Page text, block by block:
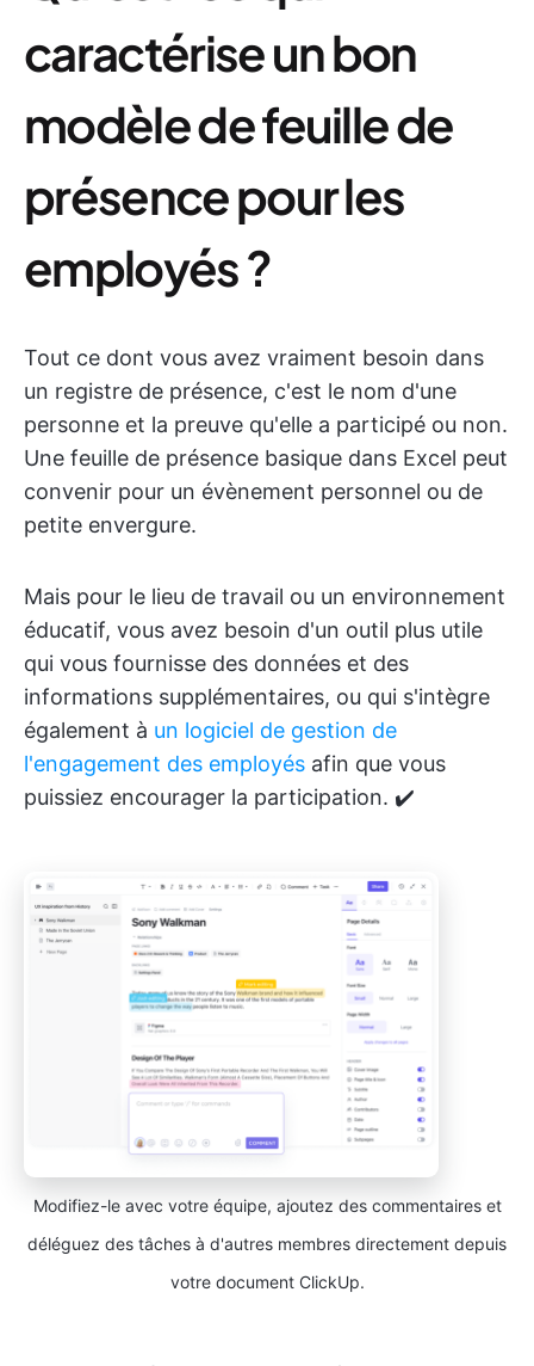
caractérise un bon
modèle de feuille de
présence pour les
employés ?
Tout ce dont vous avez vraiment besoin dans
un registre de présence, c'est le nom d'une
personne et la preuve qu'elle a participé ou non.
Une feuille de présence basique dans Excel peut
convenir pour un évènement personnel ou de
petite envergure.
Mais pour le lieu de travail ou un environnement
éducatif, vous avez besoin d'un outil plus utile
qui vous fournisse des données et des
informations supplémentaires, ou qui s'intègre
également à un logiciel de gestion de
l'engagement des employés afin que vous
puissiez encourager la participation. ✔️
Modifiez-le avec votre équipe, ajoutez des commentaires et
déléguez des tâches à d'autres membres directement depuis
votre document ClickUp.